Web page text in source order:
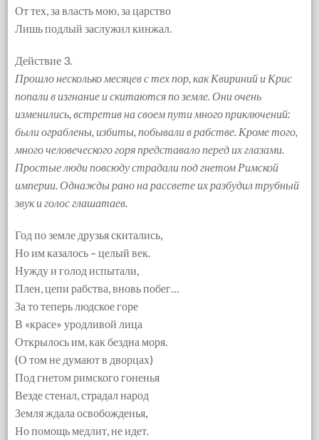
От тех, за власть мою, за царство
Лишь подлый заслужил кинжал.
Действие 3.
Прошло несколько месяцев с тех пор, как Квириний и Крис
попали в изгнание и скитаются по земле. Они очень
изменились, встретив на своем пути много приключений:
были ограблены, избиты, побывали в рабстве. Кроме того,
много человеческого горя представало перед их глазами.
Простые люди повсюду страдали под гнетом Римской
империи. Однажды рано на рассвете их разбудил трубный
звук и голос глашатаев.
Год по земле друзья скитались,
Но им казалось – целый век.
Нужду и голод испытали,
Плен, цепи рабства, вновь побег…
За то теперь людское горе
В «красе» уродливой лица
Открылось им, как бездна моря.
(О том не думают в дворцах)
Под гнетом римского гоненья
Везде стенал, страдал народ
Земля ждала освобожденья,
Но помощь медлит, не идет.